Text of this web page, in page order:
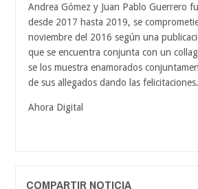
Andrea Gómez y Juan Pablo Guerrero
desde 2017 hasta 2019, se
noviembre del 2016 según una
que se encuentra conjunta con un
se los muestra enamorados
de sus allegados dando las felicitaciones.
Ahora Digital
COMPARTIR NOTICIA